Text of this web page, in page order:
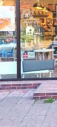
Bistrița
Muntelui
„Ion
Secu